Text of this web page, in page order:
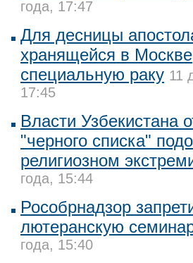
года, 17:47
Для десницы
хранящейся в
специальную раку 11
17:45
Власти Узбекистана
"черного списка"
религиозном
года, 15:44
Рособрнадзор
лютеранскую
года, 15:40